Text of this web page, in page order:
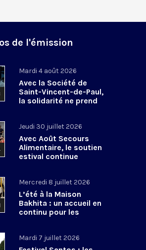
de l'émission
Mardi 4 août 2026
Avec la Société de
Saint-Vincent-de-Paul,
la solidarité ne prend
Jeudi 30 juillet 2026
Avec Août Secours
Alimentaire, le soutien
estival continue
Mercredi 8 juillet 2026
L’été à la Maison
Bakhita : un accueil en
continu pour les
personnes exilées
Mardi 7 juillet 2026